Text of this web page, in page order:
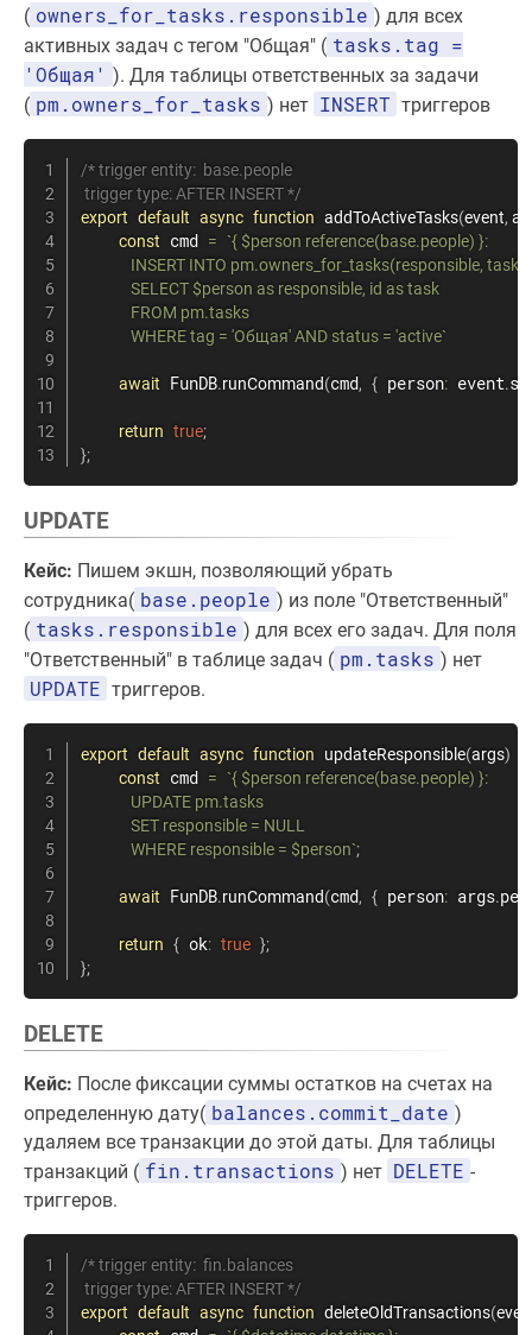
( owners_for_tasks.responsible ) для всех
активных задач с тегом "Общая" ( tasks.tag =
'Общая' ). Для таблицы ответственных за задачи
( pm.owners_for_tasks ) нет INSERT триггеров
/* trigger entity:  base.people
trigger type: AFTER INSERT */
export default async function addToActiveTasks(event,
const
cmd = `{ $person reference(base.people) }:
              INSERT INTO pm.owners_for_tasks(responsible, task)
              SELECT $person as responsible, id as task
              FROM pm.tasks
              WHERE tag = 'Общая' AND status = 'active
`
await FunDB.runCommand(cmd, { person: event.
return true;
};
UPDATE
Кейс: Пишем экшн, позволяющий убрать
сотрудника( base.people ) из поле "Ответственный"
( tasks.responsible ) для всех его задач. Для поля
"Ответственный" в таблице задач ( pm.tasks ) нет
UPDATE триггеров.
export default async function updateResponsible(args)
const
cmd = `{ $person reference(base.people) }:
              UPDATE pm.tasks
              SET responsible = NULL
              WHERE responsible = $person
`;
await FunDB.runCommand(cmd, { person: args.
return { ok: true };
};
DELETE
Кейс: После фиксации суммы остатков на счетах на
определенную дату( balances.commit_date )
удаляем все транзакции до этой даты. Для таблицы
транзакций ( fin.transactions ) нет DELETE -
триггеров.
/* trigger entity:  fin.balances
trigger type: AFTER INSERT */
export default async function deleteOldTransactions(